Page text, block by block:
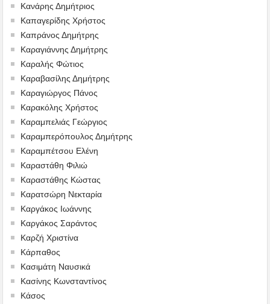
Κανάρης Δημήτριος
Καπαγερίδης Χρήστος
Καπράνος Δημήτρης
Καραγιάννης Δημήτρης
Καραλής Φώτιος
Καραβασίλης Δημήτρης
Καραγιώργος Πάνος
Καρακόλης Χρήστος
Καραμπελιάς Γεώργιος
Καραμπερόπουλος Δημήτρης
Καραμπέτσου Ελένη
Καραστάθη Φιλιώ
Καραστάθης Κώστας
Καρατσώρη Νεκταρία
Καργάκος Ιωάννης
Καργάκος Σαράντος
Καρζή Χριστίνα
Κάρπαθος
Κασιμάτη Ναυσικά
Κασίνης Κωνσταντίνος
Κάσος